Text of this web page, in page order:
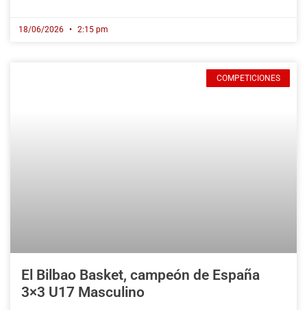
18/06/2026 2:15 pm
COMPETICIONES
El Bilbao Basket, campeón de España
3×3 U17 Masculino